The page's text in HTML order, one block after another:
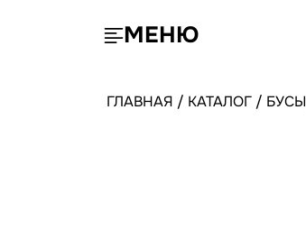
МЕНЮ
ГЛАВНАЯ / КАТАЛОГ / БУСЫ